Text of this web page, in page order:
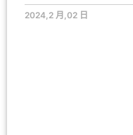
2024,2 月,02 日